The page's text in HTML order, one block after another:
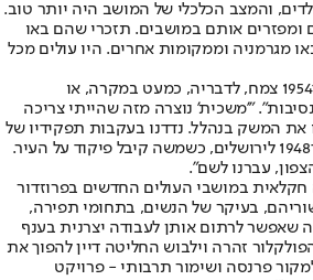
והמצב הכלכלי של המושב היה יותר טוב.
ומפזרים אותם במושבים. תזכרי שהם באו
מגרמניה וממקומות אחרים. היו עולים מכל
הרעיון להקמת "משכית" ב־1954 צמח, לדבריה, כמעט במקרה, או
"'משכית' נוצרה מזה שהייתי צריכה
את המשק בנהלל. נדדנו בעקבות תפקידיו של
משה. תחילה לתל אביב, וב־1948 לירושלים, כשמשה קיבל פיקוד על העיר.
עברנו לשם".
חקלאית במושבי העולים החדשים בפרוזדור
בעיקר של הנשים, בתחומי תפירה,
שאפשר לרתום אותן לעבודה יצרנית בענף
זהרה וילבוש החליטה דיין להפוך את
פרנסה ושימור תרבותי - פרויקט